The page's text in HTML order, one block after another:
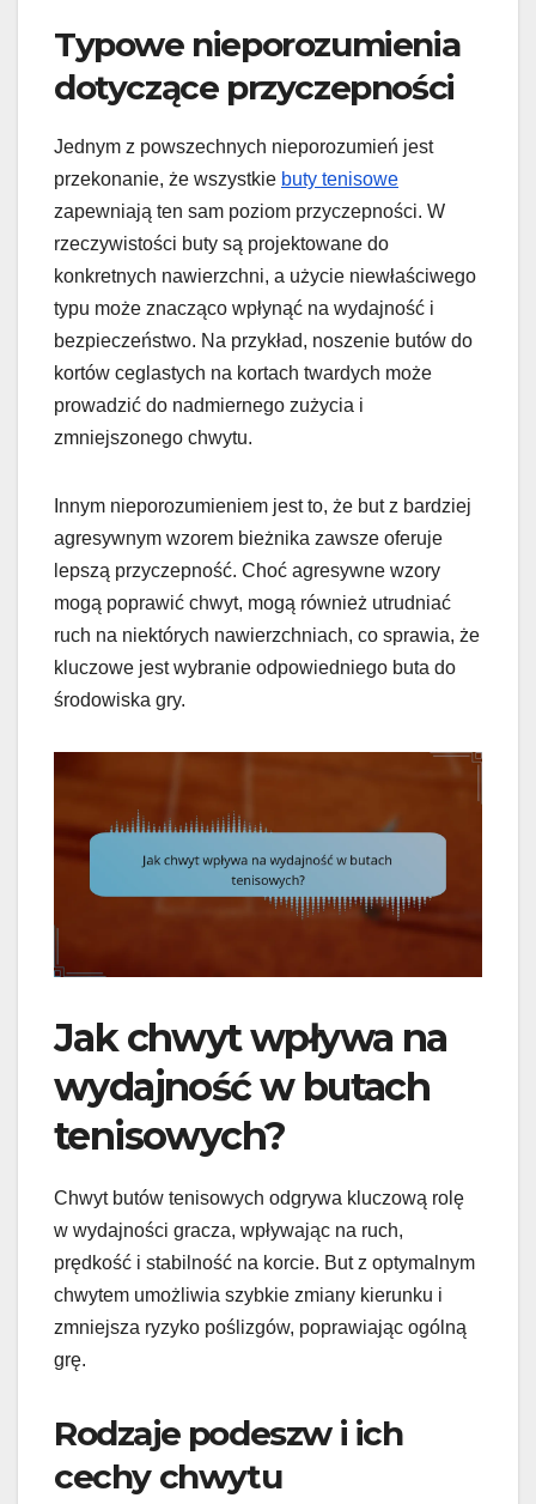
Typowe nieporozumienia
dotyczące przyczepności
Jednym z powszechnych nieporozumień jest
przekonanie, że wszystkie buty tenisowe
zapewniają ten sam poziom przyczepności. W
rzeczywistości buty są projektowane do
konkretnych nawierzchni, a użycie niewłaściwego
typu może znacząco wpłynąć na wydajność i
bezpieczeństwo. Na przykład, noszenie butów do
kortów ceglastych na kortach twardych może
prowadzić do nadmiernego zużycia i
zmniejszonego chwytu.
Innym nieporozumieniem jest to, że but z bardziej
agresywnym wzorem bieżnika zawsze oferuje
lepszą przyczepność. Choć agresywne wzory
mogą poprawić chwyt, mogą również utrudniać
ruch na niektórych nawierzchniach, co sprawia, że
kluczowe jest wybranie odpowiedniego buta do
środowiska gry.
Jak chwyt wpływa na
wydajność w butach
tenisowych?
Chwyt butów tenisowych odgrywa kluczową rolę
w wydajności gracza, wpływając na ruch,
prędkość i stabilność na korcie. But z optymalnym
chwytem umożliwia szybkie zmiany kierunku i
zmniejsza ryzyko poślizgów, poprawiając ogólną
grę.
Rodzaje podeszw i ich
cechy chwytu